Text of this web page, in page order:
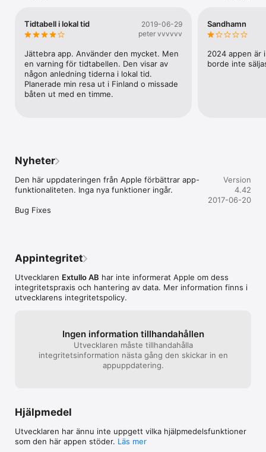
Tidtabell i lokal tid
2019-06-29
peter vvvvvv
Jättebra app. Använder den mycket. Men
en varning för tidtabellen. Den visar av
någon anledning tiderna i lokal tid.
Planerade min resa ut i Finland o missade
båten ut med en timme.
Sandhamn
2024 appen är
borde inte
Nyheter
Den här uppdateringen från Apple förbättrar app-
funktionaliteten. Inga nya funktioner ingår.
Bug Fixes
Version
4.42
2017-06-20
Appintegritet
Utvecklaren Extullo AB har inte informerat Apple om dess
integritetspraxis och hantering av data. Mer information finns i
utvecklarens integritetspolicy.
Ingen information tillhandahållen
Utvecklaren måste tillhandahålla
integritetsinformation nästa gång den skickar in en
appuppdatering.
Hjälpmedel
Utvecklaren har ännu inte uppgett vilka hjälpmedels­funktioner
som den här appen stöder. Läs mer